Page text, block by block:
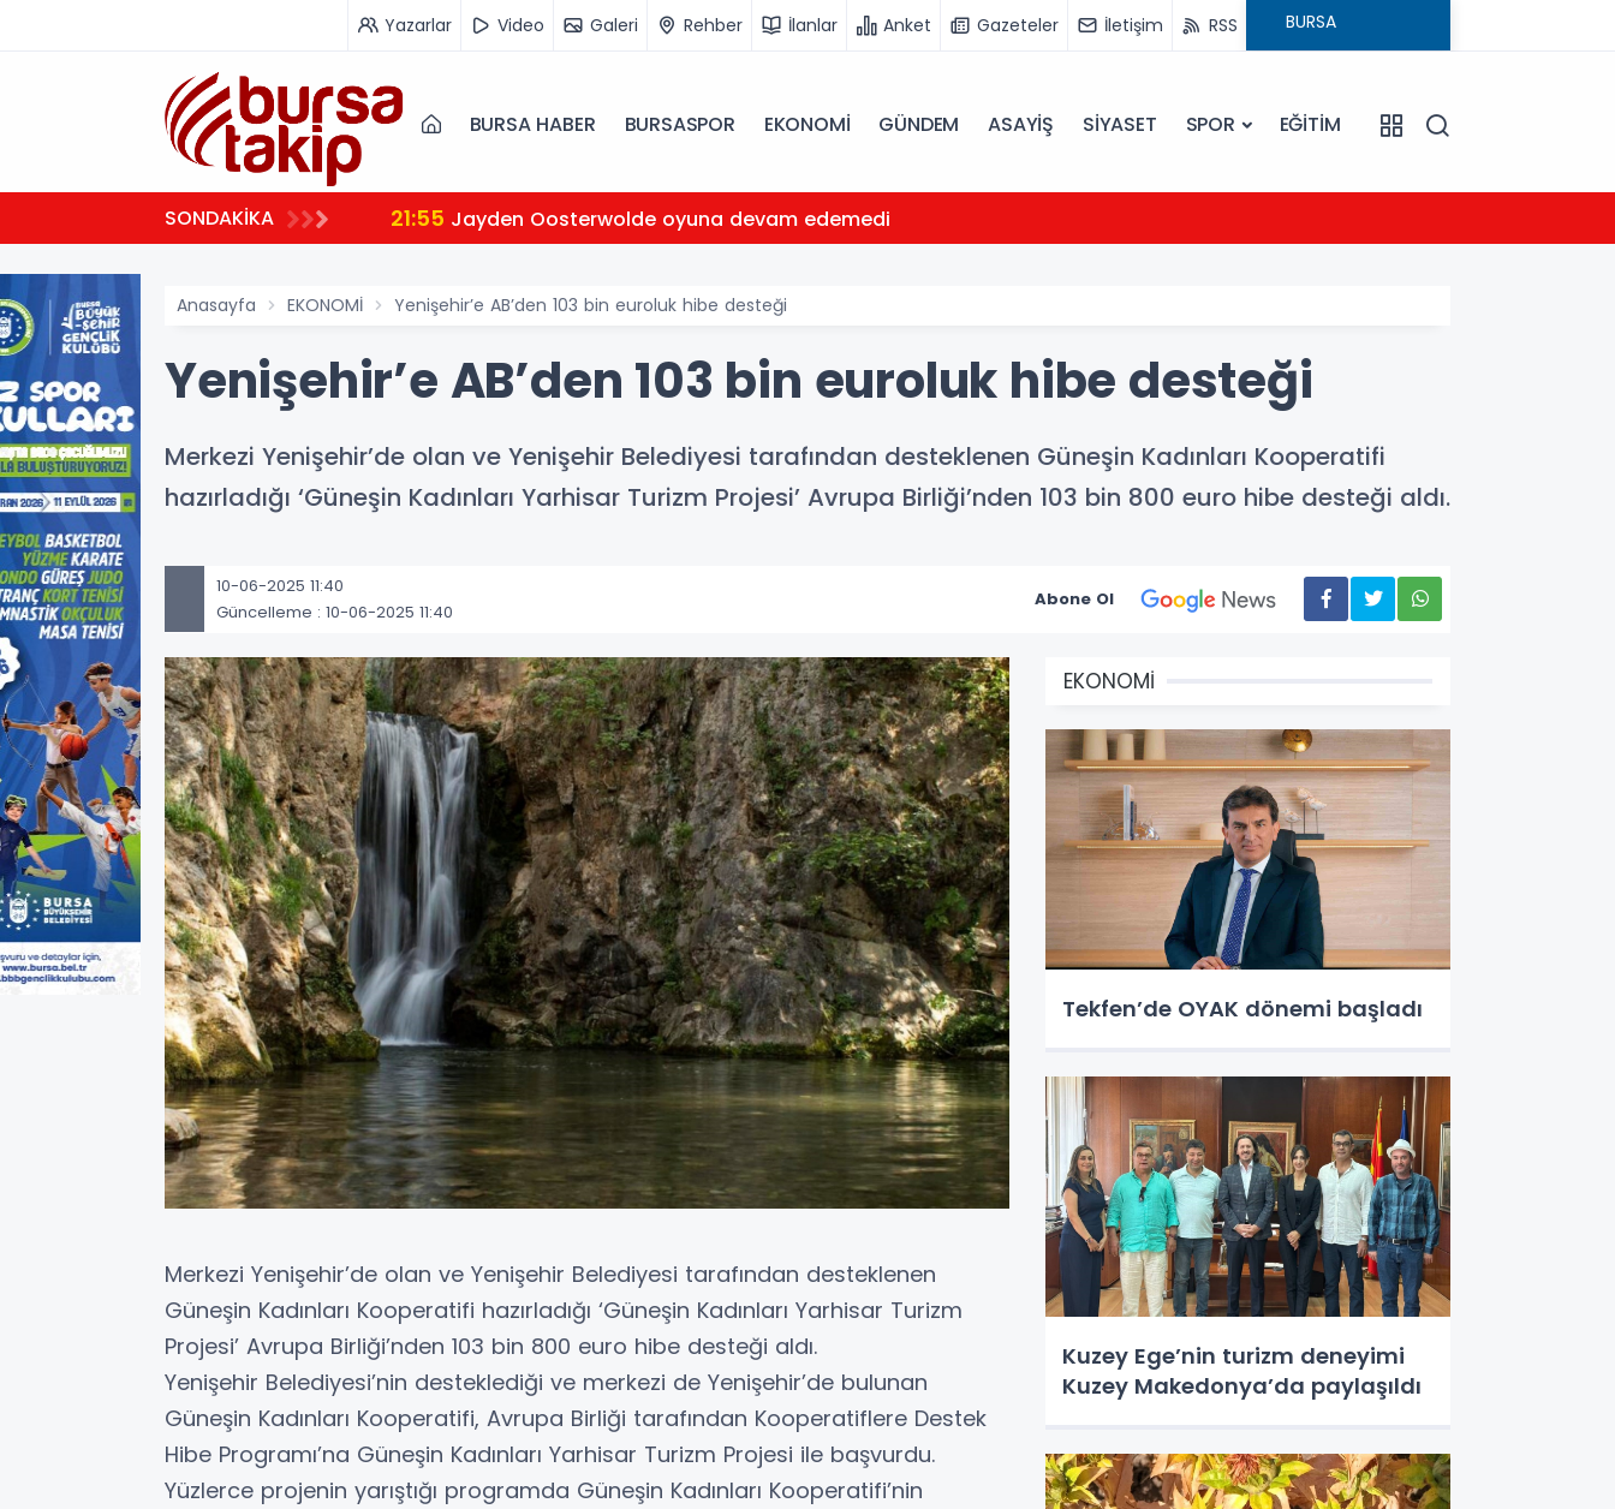
Yazarlar Video Galeri Rehber İlanlar Anket Gazeteler İletişim RSS
BURSA HABER BURSASPOR EKONOMİ GÜNDEM ASAYİŞ SİYASET SPOR EĞİTİM
SONDAKİKA 21:55 Jayden Oosterwolde oyuna devam edemedi
Anasayfa EKONOMİ Yenişehir’e AB’den 103 bin euroluk hibe desteği
Yenişehir’e AB’den 103 bin euroluk hibe desteği
Merkezi Yenişehir’de olan ve Yenişehir Belediyesi tarafından desteklenen Güneşin Kadınları Kooperatifi
hazırladığı ‘Güneşin Kadınları Yarhisar Turizm Projesi’ Avrupa Birliği’nden 103 bin 800 euro hibe desteği aldı.
10-06-2025 11:40
Güncelleme : 10-06-2025 11:40
Abone Ol
Merkezi Yenişehir’de olan ve Yenişehir Belediyesi tarafından desteklenen
Güneşin Kadınları Kooperatifi hazırladığı ‘Güneşin Kadınları Yarhisar Turizm
Projesi’ Avrupa Birliği’nden 103 bin 800 euro hibe desteği aldı.
Yenişehir Belediyesi’nin desteklediği ve merkezi de Yenişehir’de bulunan
Güneşin Kadınları Kooperatifi, Avrupa Birliği tarafından Kooperatiflere Destek
Hibe Programı’na Güneşin Kadınları Yarhisar Turizm Projesi ile başvurdu.
Yüzlerce projenin yarıştığı programda Güneşin Kadınları Kooperatifi’nin
EKONOMİ
Tekfen’de OYAK dönemi başladı
Kuzey Ege’nin turizm deneyimi
Kuzey Makedonya’da paylaşıldı